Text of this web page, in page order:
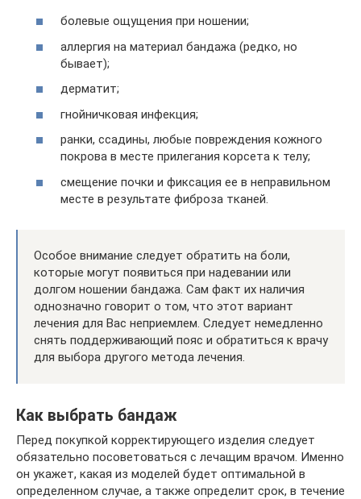
болевые ощущения при ношении;
аллергия на материал бандажа (редко, но
бывает);
дерматит;
гнойничковая инфекция;
ранки, ссадины, любые повреждения кожного
покрова в месте прилегания корсета к телу;
смещение почки и фиксация ее в неправильном
месте в результате фиброза тканей.
Особое внимание следует обратить на боли,
которые могут появиться при надевании или
долгом ношении бандажа. Сам факт их наличия
однозначно говорит о том, что этот вариант
лечения для Вас неприемлем. Следует немедленно
снять поддерживающий пояс и обратиться к врачу
для выбора другого метода лечения.
Как выбрать бандаж
Перед покупкой корректирующего изделия следует
обязательно посоветоваться с лечащим врачом. Именно
он укажет, какая из моделей будет оптимальной в
определенном случае, а также определит срок, в течение